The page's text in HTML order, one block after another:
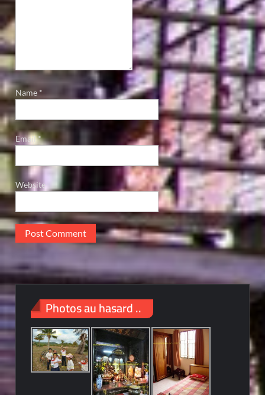
Name *
Email*
Website
Photos au hasard ..